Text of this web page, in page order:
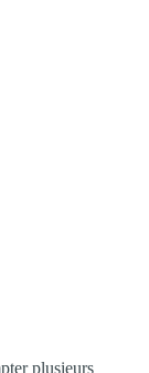
plusieurs